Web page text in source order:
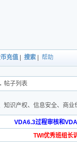
币充值 |搜索 |帮助
帖子列表
识产权、信息安全、商
VDA6.3过程审核和
TWI优秀班组长